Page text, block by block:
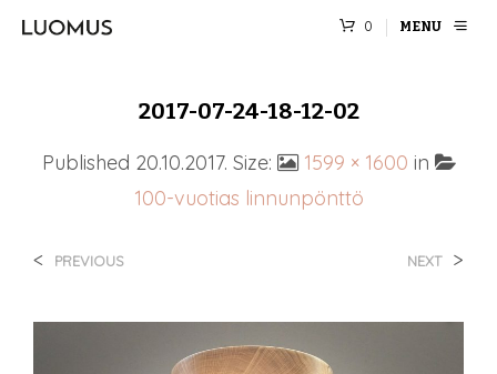
0 MENU
2017-07-24-18-12-02
Published 20.10.2017. Size: 1599 × 1600 in
100-vuotias linnunpönttö
< PREVIOUS NEXT >